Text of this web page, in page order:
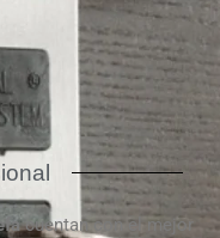
cuentan con el mejor